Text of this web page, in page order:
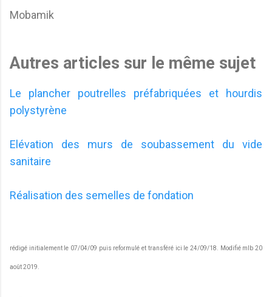
Mobamik
Autres articles sur le même sujet
Le plancher poutrelles préfabriquées et hourdis
polystyrène
Elévation des murs de soubassement du vide
sanitaire
Réalisation des semelles de fondation
rédigé initialement le 07/04/09 puis reformulé et transféré ici le 24/09/18. Modifié mlb 20
août 2019.